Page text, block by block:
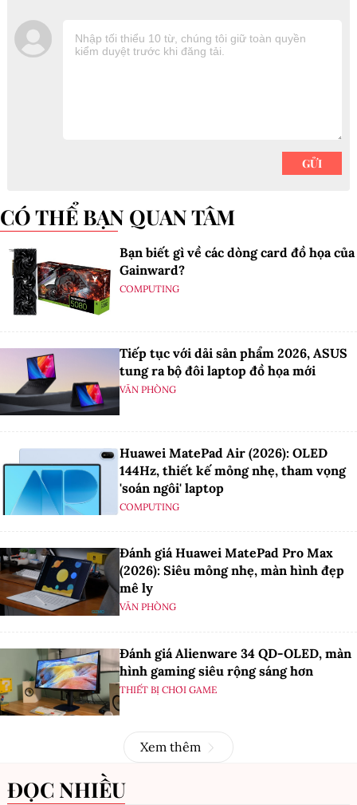
CÓ THỂ BẠN QUAN TÂM
Bạn biết gì về các dòng card đồ họa của
Gainward?
COMPUTING
Tiếp tục với dải sản phẩm 2026, ASUS
tung ra bộ đôi laptop đồ họa mới
VĂN PHÒNG
Huawei MatePad Air (2026): OLED
144Hz, thiết kế mỏng nhẹ, tham vọng
'soán ngôi' laptop
COMPUTING
Đánh giá Huawei MatePad Pro Max
(2026): Siêu mỏng nhẹ, màn hình đẹp
mê ly
VĂN PHÒNG
Đánh giá Alienware 34 QD-OLED, màn
hình gaming siêu rộng sáng hơn
THIẾT BỊ CHƠI GAME
Xem thêm
ĐỌC NHIỀU